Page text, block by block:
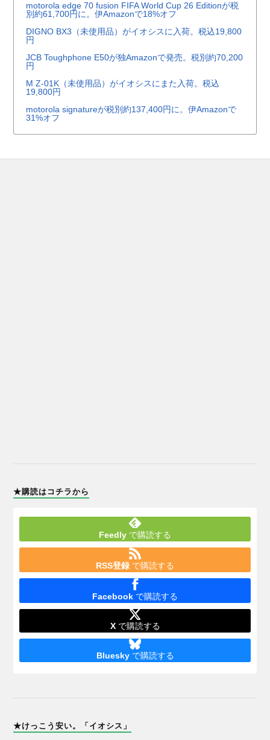
motorola edge 70 fusion FIFA World Cup 26 Editionが税
別約61,700円に。伊Amazonで18%オフ
DIGNO BX3（未使用品）がイオシスに入荷。税込19,800
円
JCB Toughphone E50が独Amazonで発売。税別約70,200
円
M Z-01K（未使用品）がイオシスにまた入荷。税込
19,800円
motorola signatureが税別約137,400円に。伊Amazonで
31%オフ
★購読はコチラから
Feedly で購読する
RSS登録 で購読する
Facebook で購読する
Xで購読する
Blueskyで購読する
★けっこう安い。「イオシス」